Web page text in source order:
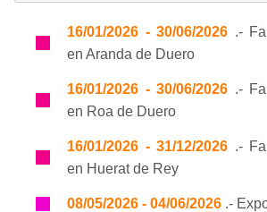
16/01/2026 - 30/06/2026 .-
en Aranda de Duero
16/01/2026 - 30/06/2026 .-
en Roa de Duero
16/01/2026 - 31/12/2026 .-
en Huerat de Rey
08/05/2026 - 04/06/2026 .-